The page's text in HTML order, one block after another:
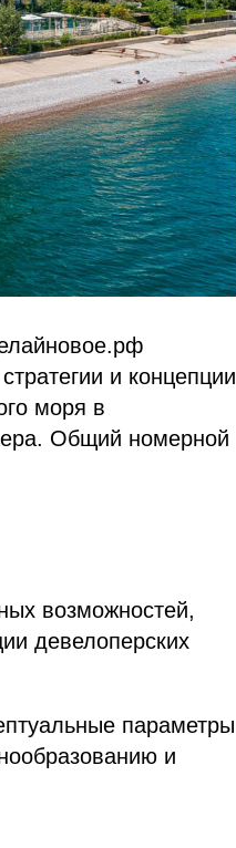
и концепции
моря в
Общий номерной
возможностей,
девелоперских
параметры
и